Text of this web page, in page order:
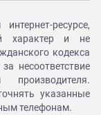
ресурсе,
характер и не
кодекса
несоответствие
указанные
телефонам.